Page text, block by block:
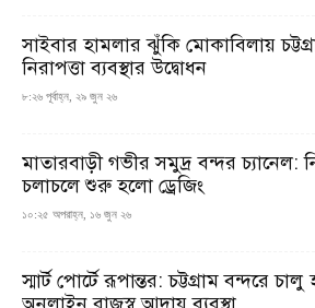
সাইবার হামলার ঝুঁকি মোকাবিলায়
নিরাপত্তা ব্যবস্থার উদ্বোধন
৮:২৬ পূর্বাহ্ন, ২৯ জুন ২৬
মাতারবাড়ী গভীর সমুদ্র বন্দর চ্যানেল:
চলাচলে শুরু হলো ড্রেজিং
১০:২৫ অপরাহ্ন, ১৬ জুন ২৬
স্মার্ট পোর্টে রূপান্তর: চট্টগ্রাম বন্দরে